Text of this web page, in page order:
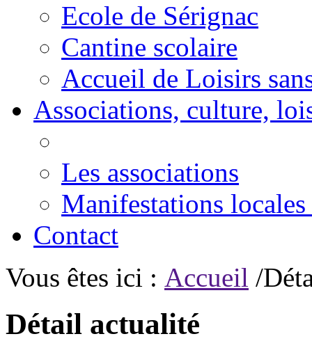
Ecole de Sérignac
Cantine scolaire
Accueil de Loisirs
Associations, culture,
Les associations
Manifestations locales
Contact
Vous êtes ici : Accueil /
Détail actualité